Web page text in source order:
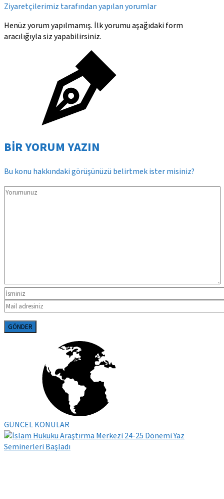
Ziyaretçilerimiz tarafından yapılan yorumlar
Henüz yorum yapılmamış. İlk yorumu aşağıdaki form
aracılığıyla siz yapabilirsiniz.
BİR YORUM YAZIN
Bu konu hakkındaki görüşünüzü belirtmek ister misiniz?
GÜNCEL KONULAR